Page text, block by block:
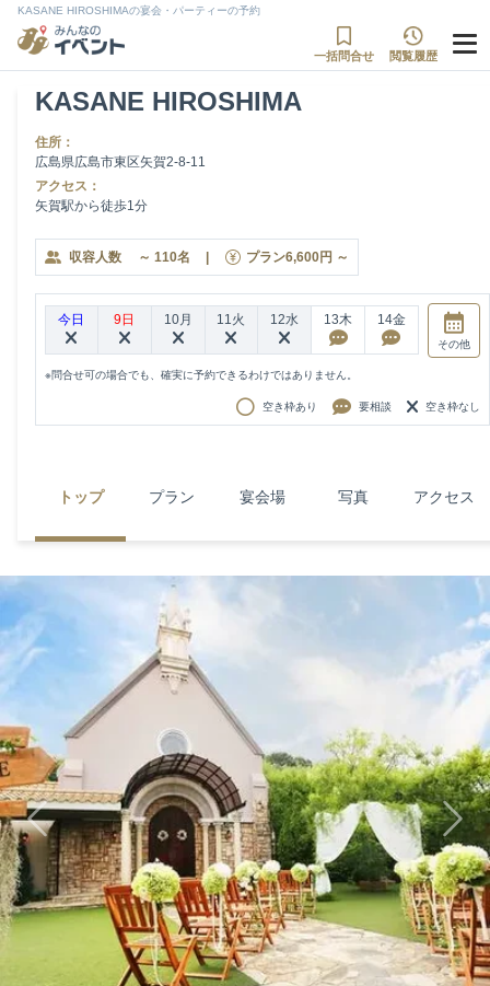
KASANE HIROSHIMAの宴会・パーティーの予約
一括問合せ 閲覧履歴
KASANE HIROSHIMA
住所：
広島県広島市東区矢賀2-8-11
アクセス：
矢賀駅から徒歩1分
収容人数 ～ 110名 | プラン6,600円 ～
今日 9日 10月 11火 12水 13木 14金
その他
※問合せ可の場合でも、確実に予約できるわけではありません。
空き枠あり 要相談 空き枠なし
トップ プラン 宴会場 写真 アクセス
Previous Next